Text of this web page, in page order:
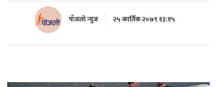
पाँजलो न्युज २५ कार्तिक २०७९ १३:१५